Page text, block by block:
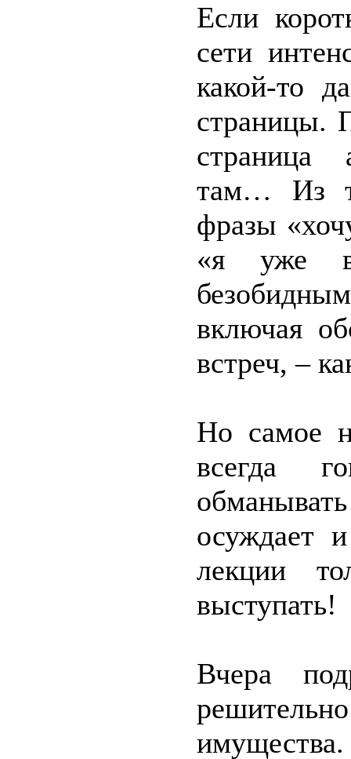
Если
сети
какой-то
страницы.
страница
там… Из
фразы
«я уже
включая
встреч, –
Но самое
всегда
осуждает
лекции
выступать!
Вчера